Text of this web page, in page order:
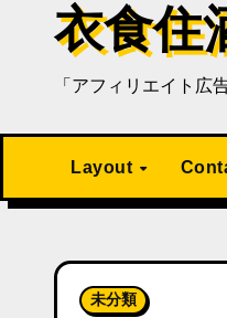
衣食住
「アフィリエイト広
Layout
未分類